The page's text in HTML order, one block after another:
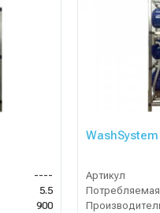
----
5.5
900
WashSystem
Артикул